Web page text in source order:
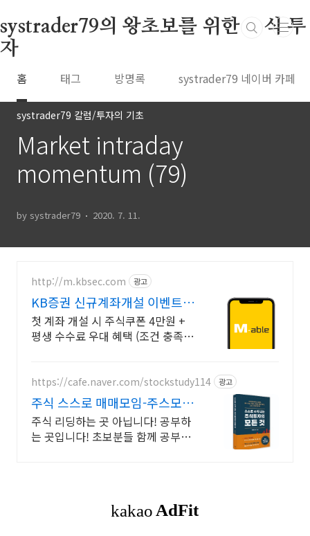
systrader79의 왕초보를 위한 주식 투
자
홈 태그 방명록 systrader79 네이버 카페
systrader79 칼럼/투자의 기초
Market intraday
momentum (79)
by systrader79 2020. 7. 11.
http://m.kbsec.com 광고
KB증권 신규계좌개설 이벤트
국내주식쿠폰 최대 5만원
첫 계좌 개설 시 주식쿠폰 4만원 +
평생 수수료 우대 혜택 (조건 충족
https://cafe.naver.com/stockstudy114 광고
주식 스스로 매매모임-주스모
스스로 공부법을 배웁니다 !
주식 리딩하는 곳 아닙니다! 공부하
는 곳입니다! 초보분들 함께 공부하